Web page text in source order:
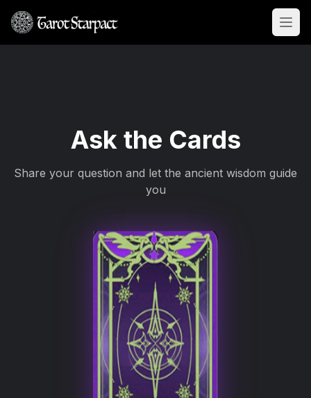
Ask the Cards
Share your question and let the ancient wisdom guide
you